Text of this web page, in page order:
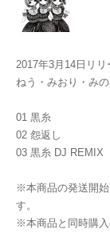
2017年3月14日リリ
ねう・みおり・み
01 黒糸
02 怨返し
03 黒糸 DJ REMIX
※本商品の発送開
す。
※本商品と同時購入